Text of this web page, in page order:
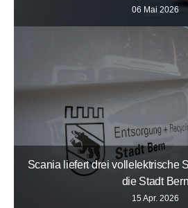
06 Mai 2026
Scania liefert drei vollelektrische
die Stadt Bern
15 Apr. 2026